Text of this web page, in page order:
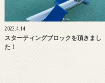
2022.4.14
スターティングブロックを頂きまし
た！